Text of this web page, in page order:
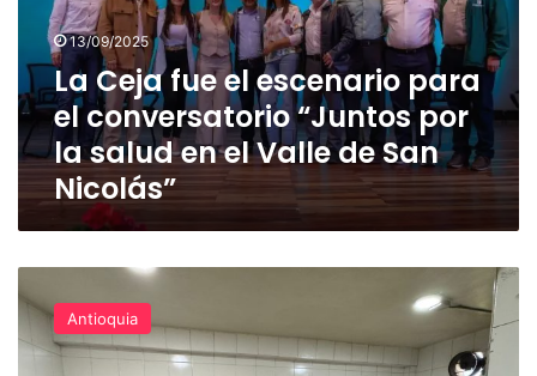
conversatorio
“Juntos
por
salud
Valle
Nicolás”
13/09/2025
La Ceja fue el escenario para
el conversatorio “Juntos por
la salud en el Valle de San
Nicolás”
a
cárcel
de
Antioquia